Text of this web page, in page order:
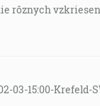
rôznych
03-15:00-Krefeld-